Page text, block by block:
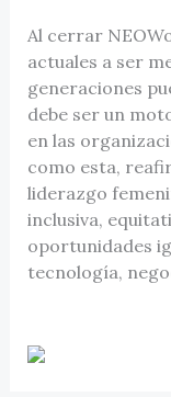
Al cerrar
actuales a ser
generaciones
debe ser un
en las
como esta,
liderazgo
inclusiva,
oportunidades
tecnología,